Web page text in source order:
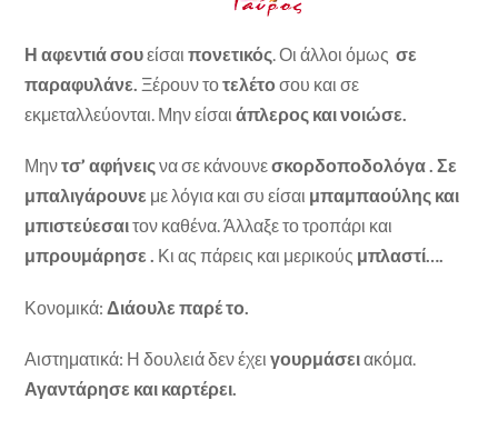
Η αφεντιά σουείσαιπονετικός. Οι άλλοι όμωςσε
παραφυλάνε. Ξέρουν τοτελέτο σου και σε
εκμεταλλεύονται. Μην είσαι άπλερος και νοιώσε.
Μηντσ’ αφήνειςνα σε κάνουνεσκορδοποδολόγα . Σε
μπαλιγάρουνε με λόγια και συ είσαι μπαμπαούλης και
μπιστεύεσαιτον καθένα. Άλλαξε το τροπάρι και
μπρουμάρησε . Κι ας πάρεις και μερικούς μπλαστί….
Κονομικά: Διάουλε παρέ το.
Αιστηματικά: Η δουλειά δεν έχει γουρμάσειακόμα.
Αγαντάρησε και καρτέρει.